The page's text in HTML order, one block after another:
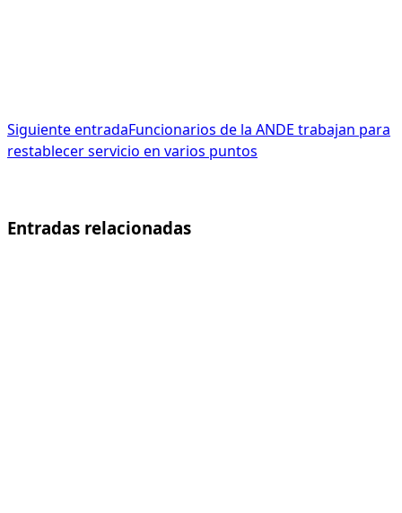
Siguiente entradaFuncionarios de la ANDE trabajan para
restablecer servicio en varios puntos
Entradas relacionadas